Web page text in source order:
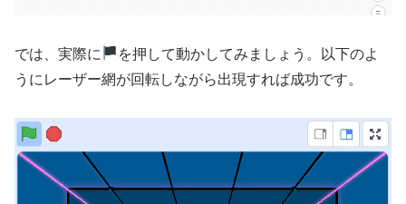
では、実際に
を押して動かしてみましょう。以下のよ
うにレーザー網が回転しながら出現すれば成功です。